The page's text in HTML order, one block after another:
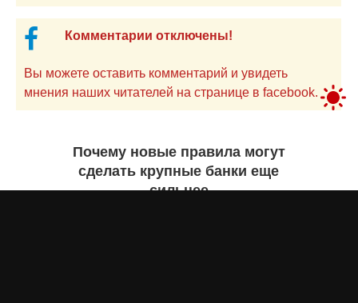
Комментарии отключены!
Вы можете оставить комментарий и увидеть
мнения наших читателей на странице в facebook.
Почему новые правила могут
сделать крупные банки еще
сильнее